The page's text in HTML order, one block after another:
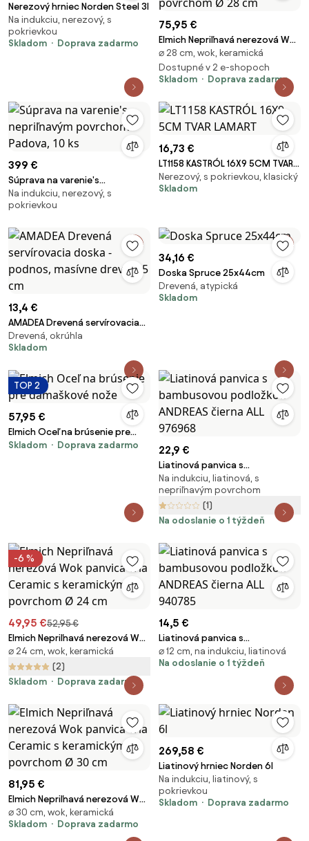
Nerezový hrniec Norden Steel 3l
Na indukciu, nerezový, s
pokrievkou
Skladom
Doprava zadarmo
75,95 €
Elmich Nepriľnavá nerezová Wok
panvica Tria Ceramic s
keramickým povrchom Ø 28 cm
⌀ 28 cm, wok, keramická
Dostupné v 2 e-shopoch
Skladom
Doprava zadarmo
399 €
Súprava na varenie's
nepriľnavým povrchom Padova,
10 ks
Na indukciu, nerezový, s
pokrievkou
16,73 €
LT1158 KASTRÓL 16X9 5CM TVAR
LAMART
Nerezový, s pokrievkou, klasický
Skladom
13,4 €
AMADEA Drevená servírovacia
doska - podnos, masívne
drevo, 35 cm
Drevená, okrúhla
Skladom
34,16 €
Doska Spruce 25x44cm
Drevená, atypická
Skladom
TOP 2
57,95 €
Elmich Oceľ na brúsenie pre
damaškové nože
Skladom Doprava zadarmo 22,9 €
Liatinová panvica s
bambusovou podložkou
ANDREAS čierna ALL 976968
Na indukciu, liatinová, s
nepriľnavým povrchom
(1)
Na odoslanie o 1 týždeň
-6 %
49,95 €52,95 €
Elmich Nepriľnavá nerezová Wok
panvica Tria Ceramic s
keramickým povrchom Ø 24 cm
⌀ 24 cm, wok, keramická
(2)
Skladom
Doprava zadarmo
14,5 €
Liatinová panvica s
bambusovou podložkou
ANDREAS čierna ALL 940785
⌀ 12 cm, na indukciu, liatinová
Na odoslanie o 1 týždeň
81,95 €
Elmich Nepriľnavá nerezová Wok
panvica Tria Ceramic s
keramickým povrchom Ø 30 cm
⌀ 30 cm, wok, keramická
Skladom
Doprava zadarmo
269,58 €
Liatinový hrniec Norden 6l
Na indukciu, liatinový, s
pokrievkou
Skladom
Doprava zadarmo